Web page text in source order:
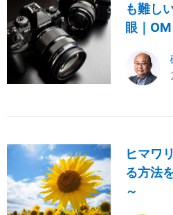
も難し
眼｜
ヒマワ
る方法
～